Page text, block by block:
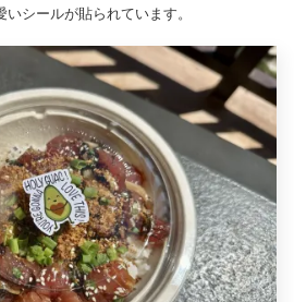
シールが貼られています。